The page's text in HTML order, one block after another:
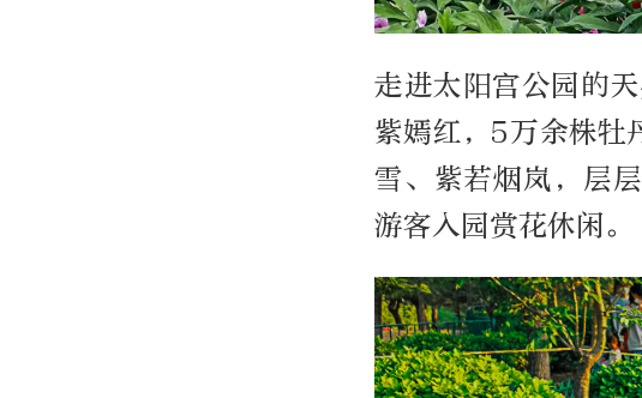
走进太阳宫公园的
紫嫣红，5万余株牡
雪、紫若烟岚，层
游客入园赏花休闲。